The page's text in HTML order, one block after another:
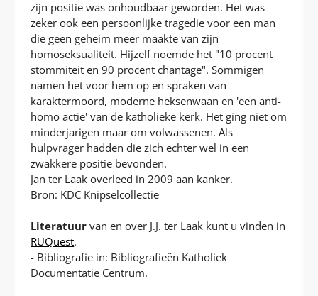
zijn positie was onhoudbaar geworden. Het was
zeker ook een persoonlijke tragedie voor een man
die geen geheim meer maakte van zijn
homoseksualiteit. Hijzelf noemde het "10 procent
stommiteit en 90 procent chantage". Sommigen
namen het voor hem op en spraken van
karaktermoord, moderne heksenwaan en 'een anti-
homo actie' van de katholieke kerk. Het ging niet om
minderjarigen maar om volwassenen. Als
hulpvrager hadden die zich echter wel in een
zwakkere positie bevonden.
Jan ter Laak overleed in 2009 aan kanker.
Bron: KDC Knipselcollectie
Literatuur van en over J.J. ter Laak kunt u vinden in
RUQuest.
- Bibliografie in: Bibliografieën Katholiek
Documentatie Centrum.